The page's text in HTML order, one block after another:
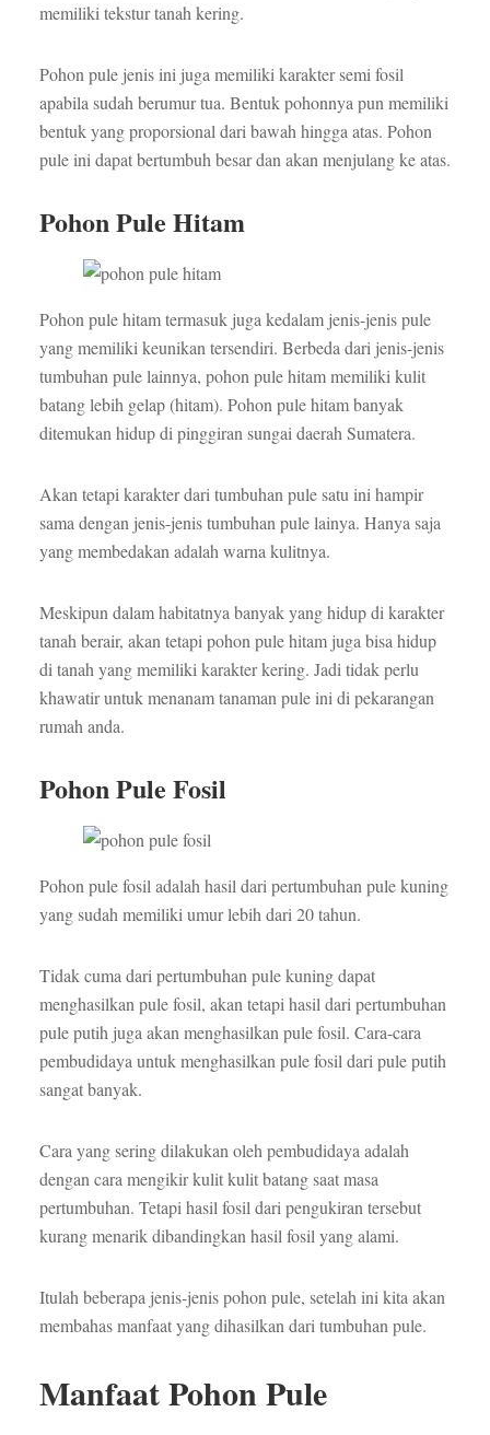
memiliki tekstur tanah kering.
Pohon pule jenis ini juga memiliki karakter semi fosil
apabila sudah berumur tua. Bentuk pohonnya pun memiliki
bentuk yang proporsional dari bawah hingga atas. Pohon
pule ini dapat bertumbuh besar dan akan menjulang ke atas.
Pohon Pule Hitam
Pohon pule hitam termasuk juga kedalam jenis-jenis pule
yang memiliki keunikan tersendiri. Berbeda dari jenis-jenis
tumbuhan pule lainnya, pohon pule hitam memiliki kulit
batang lebih gelap (hitam). Pohon pule hitam banyak
ditemukan hidup di pinggiran sungai daerah Sumatera.
Akan tetapi karakter dari tumbuhan pule satu ini hampir
sama dengan jenis-jenis tumbuhan pule lainya. Hanya saja
yang membedakan adalah warna kulitnya.
Meskipun dalam habitatnya banyak yang hidup di karakter
tanah berair, akan tetapi pohon pule hitam juga bisa hidup
di tanah yang memiliki karakter kering. Jadi tidak perlu
khawatir untuk menanam tanaman pule ini di pekarangan
rumah anda.
Pohon Pule Fosil
Pohon pule fosil adalah hasil dari pertumbuhan pule kuning
yang sudah memiliki umur lebih dari 20 tahun.
Tidak cuma dari pertumbuhan pule kuning dapat
menghasilkan pule fosil, akan tetapi hasil dari pertumbuhan
pule putih juga akan menghasilkan pule fosil. Cara-cara
pembudidaya untuk menghasilkan pule fosil dari pule putih
sangat banyak.
Cara yang sering dilakukan oleh pembudidaya adalah
dengan cara mengikir kulit kulit batang saat masa
pertumbuhan. Tetapi hasil fosil dari pengukiran tersebut
kurang menarik dibandingkan hasil fosil yang alami.
Itulah beberapa jenis-jenis pohon pule, setelah ini kita akan
membahas manfaat yang dihasilkan dari tumbuhan pule.
Manfaat Pohon Pule